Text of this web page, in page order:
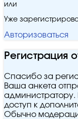
или
Уже
Авторизоваться
Регистрация
Спасибо за
Ваша анкета
администратору.
доступ к
Обычно